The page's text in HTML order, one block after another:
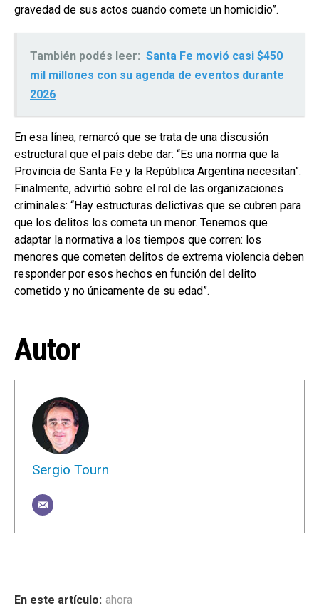
gravedad de sus actos cuando comete un homicidio”.
También podés leer: Santa Fe movió casi $450
mil millones con su agenda de eventos durante
2026
En esa línea, remarcó que se trata de una discusión
estructural que el país debe dar: “Es una norma que la
Provincia de Santa Fe y la República Argentina necesitan”.
Finalmente, advirtió sobre el rol de las organizaciones
criminales: “Hay estructuras delictivas que se cubren para
que los delitos los cometa un menor. Tenemos que
adaptar la normativa a los tiempos que corren: los
menores que cometen delitos de extrema violencia deben
responder por esos hechos en función del delito
cometido y no únicamente de su edad”.
Autor
Sergio Tourn
ahora